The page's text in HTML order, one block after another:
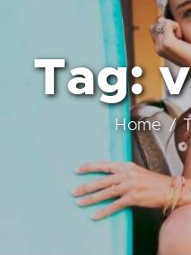
Tag:
Home